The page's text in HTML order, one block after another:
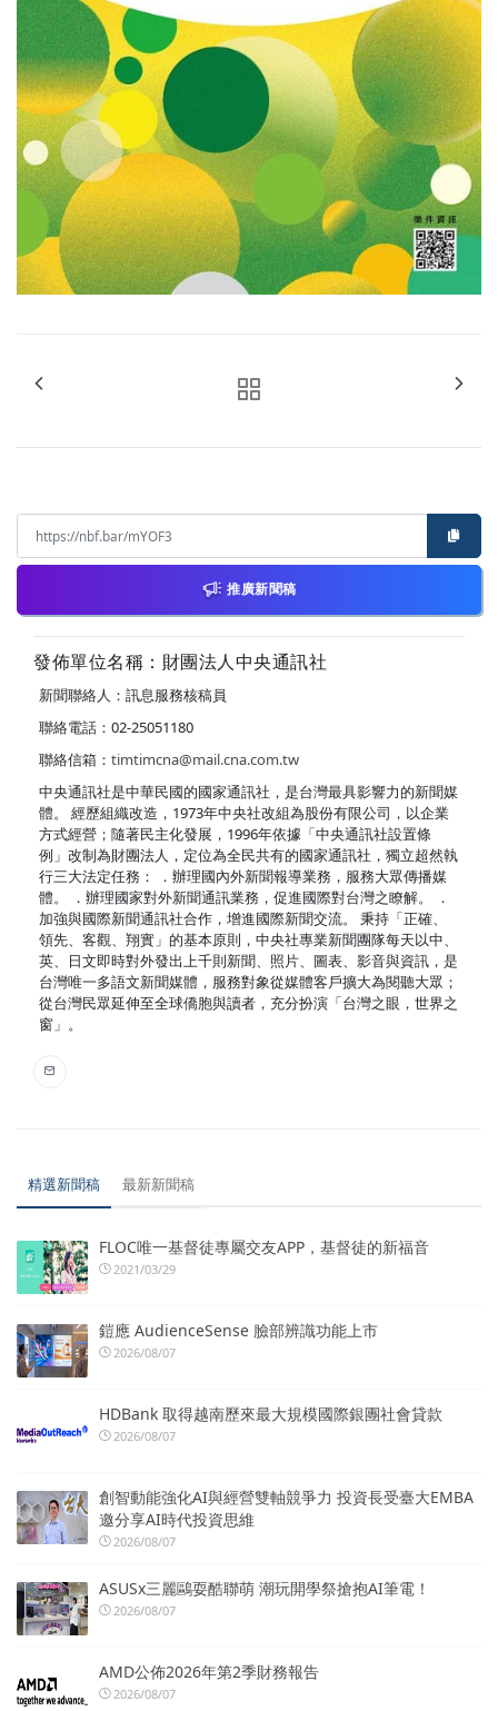
推廣新聞稿
發佈單位名稱：財團法人中央通訊社
新聞聯絡人：訊息服務核稿員
聯絡電話：02-25051180
聯絡信箱： timtimcna@mail.cna.com.tw
中央通訊社是中華民國的國家通訊社，是台灣最具影響力的新聞媒
體。 經歷組織改造，1973年中央社改組為股份有限公司，以企業
方式經營；隨著民主化發展，1996年依據「中央通訊社設置條
例」改制為財團法人，定位為全民共有的國家通訊社，獨立超然執
行三大法定任務： ．辦理國內外新聞報導業務，服務大眾傳播媒
體。 ．辦理國家對外新聞通訊業務，促進國際對台灣之瞭解。 ．
加強與國際新聞通訊社合作，增進國際新聞交流。 秉持「正確、
領先、客觀、翔實」的基本原則，中央社專業新聞團隊每天以中、
英、日文即時對外發出上千則新聞、照片、圖表、影音與資訊，是
台灣唯一多語文新聞媒體，服務對象從媒體客戶擴大為閱聽大眾；
從台灣民眾延伸至全球僑胞與讀者，充分扮演「台灣之眼，世界之
窗」。
精選新聞稿 最新新聞稿
FLOC唯一基督徒專屬交友APP，基督徒的新福音
2021/03/29
鎧應 AudienceSense 臉部辨識功能上市
2026/08/07
HDBank 取得越南歷來最大規模國際銀團社會貸款
2026/08/07
創智動能強化AI與經營雙軸競爭力 投資長受臺大EMBA
邀分享AI時代投資思維
2026/08/07
ASUSx三麗鷗耍酷聯萌 潮玩開學祭搶抱AI筆電！
2026/08/07
AMD公佈2026年第2季財務報告
2026/08/07